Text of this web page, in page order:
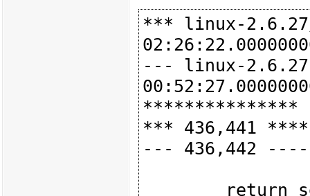
*** linux-2.6.27/
--- linux-2.6.27p/
***************
*** 436,441 ****
--- 436,442 ----